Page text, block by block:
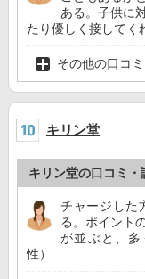
ある。子供に
たり優しく接してく
その他の口コ
キリン堂
キリン堂の口コミ・
チャージした
る。ポイント
が並ぶと、
性）